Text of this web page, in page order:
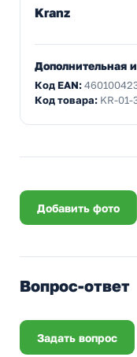
Kranz
Дополнительная
Код EAN:
Код товара: KR-
Добавить фото
Вопрос-ответ
Задать вопрос